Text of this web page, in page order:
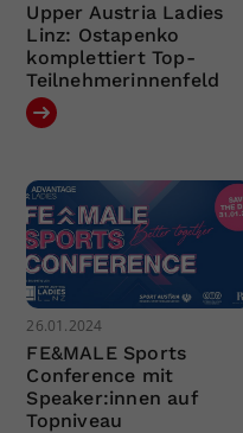
Upper Austria Ladies
Linz: Ostapenko
komplettiert Top-
Teilnehmerinnenfeld
26.01.2024
FE&MALE Sports
Conference mit
Speaker:innen auf
Topniveau